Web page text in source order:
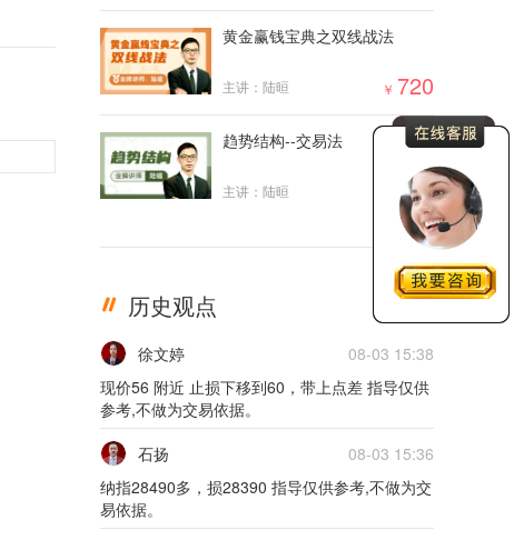
5m
02月16日0216货币
02月11日0211货币
5m
02月10日0210货币
5m
黄金赢钱宝典之双线战法
主讲：陆晅 ￥ 720
趋势结构--交易法
主讲：陆晅 2000
历史观点 更多
徐文婷
08-03 15:38
现价56 附近 止损下移到60，带上点差 指导仅供
参考,不做为交易依据。
石扬
08-03 15:36
纳指28490多，损28390 指导仅供参考,不做为交
易依据。